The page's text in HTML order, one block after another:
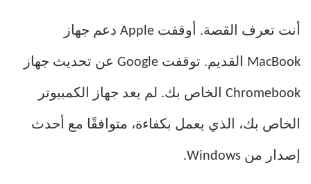
أنت تعرف القصة. أوقفت Apple دعم جهاز
MacBook القديم. توقفت Google عن تحديث جهاز
Chromebook الخاص بك. لم يعد جهاز الكمبيوتر
الخاص بك، الذي يعمل بكفاءة، متوافقًا مع أحدث
إصدار من Windows.